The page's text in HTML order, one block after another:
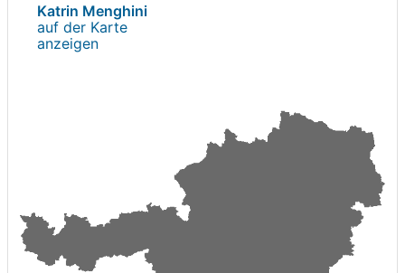
Katrin Menghini
auf der Karte
anzeigen